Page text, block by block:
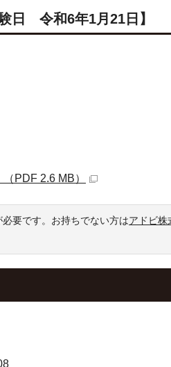
日 令和6年1月21日】
PDF 2.6 MB）
要です。お持ちでない方はアドビ株